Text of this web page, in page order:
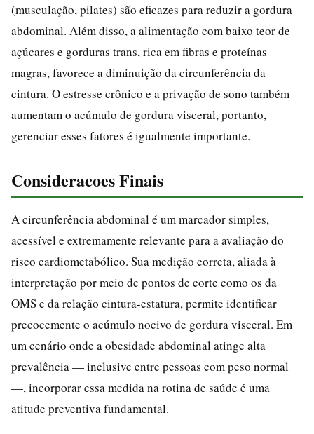
(musculação, pilates) são eficazes para reduzir a gordura
abdominal. Além disso, a alimentação com baixo teor de
açúcares e gorduras trans, rica em fibras e proteínas
magras, favorece a diminuição da circunferência da
cintura. O estresse crônico e a privação de sono também
aumentam o acúmulo de gordura visceral, portanto,
gerenciar esses fatores é igualmente importante.
Consideracoes Finais
A circunferência abdominal é um marcador simples,
acessível e extremamente relevante para a avaliação do
risco cardiometabólico. Sua medição correta, aliada à
interpretação por meio de pontos de corte como os da
OMS e da relação cintura-estatura, permite identificar
precocemente o acúmulo nocivo de gordura visceral. Em
um cenário onde a obesidade abdominal atinge alta
prevalência — inclusive entre pessoas com peso normal
—, incorporar essa medida na rotina de saúde é uma
atitude preventiva fundamental.